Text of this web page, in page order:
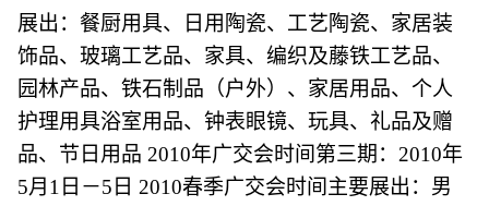
展出：餐厨用具、日用陶瓷、工艺陶瓷、家居装
饰品、玻璃工艺品、家具、编织及藤铁工艺品、
园林产品、铁石制品（户外）、家居用品、个人
护理用具浴室用品、钟表眼镜、玩具、礼品及赠
品、节日用品 2010年广交会时间第三期：2010年
5月1日－5日 2010春季广交会时间主要展出：男